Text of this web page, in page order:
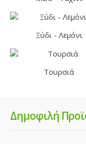
Ξύδι - Λεμόνι
Τουρσιά
Δημοφιλή